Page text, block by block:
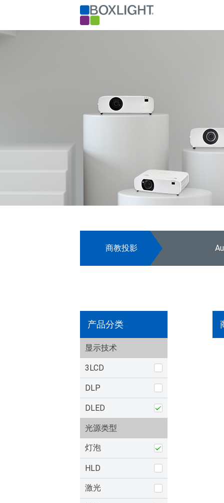
商教投影
产品分类
显示技术
3LCD
DLP
DLED
光源类型
灯泡
HLD
激光